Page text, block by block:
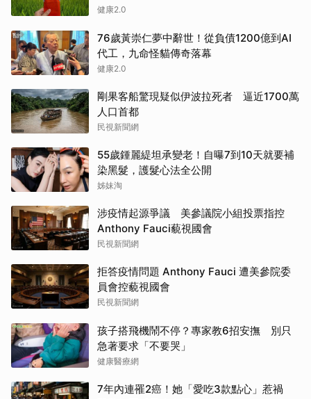
健康2.0
76歲黃崇仁夢中辭世！從負債1200億到AI
代工，九命怪貓傳奇落幕
健康2.0
剛果客船驚現疑似伊波拉死者 逼近1700萬
人口首都
民視新聞網
55歲鍾麗緹坦承變老！自曝7到10天就要補
染黑髮，護髮心法全公開
姊妹淘
涉疫情起源爭議 美參議院小組投票指控
Anthony Fauci藐視國會
民視新聞網
拒答疫情問題 Anthony Fauci 遭美參院委
員會控藐視國會
民視新聞網
孩子搭飛機鬧不停？專家教6招安撫 別只
急著要求「不要哭」
健康醫療網
7年內連罹2癌！她「愛吃3款點心」惹禍